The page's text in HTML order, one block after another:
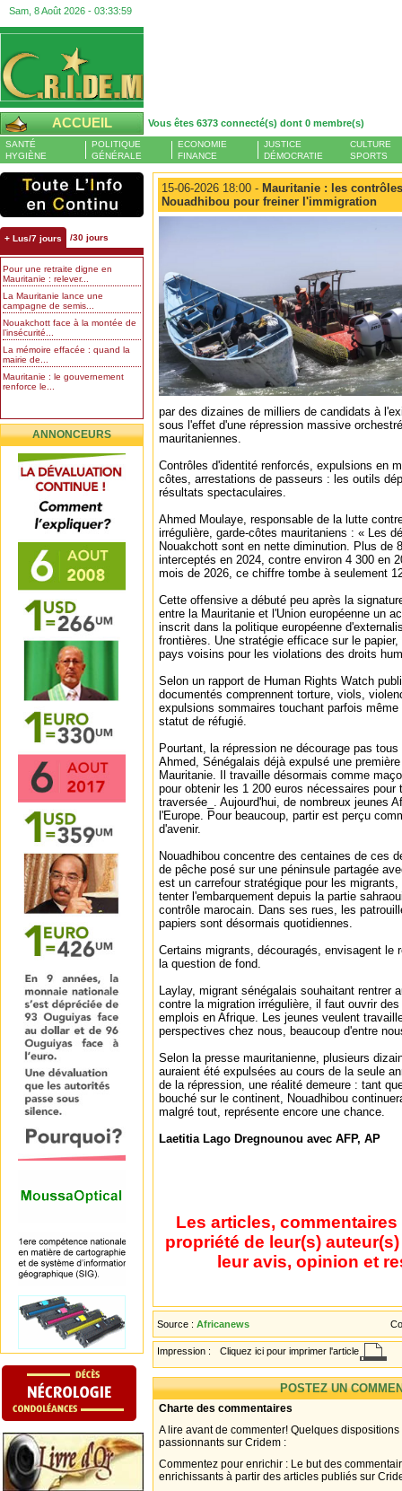
Sam, 8 Août 2026 - 03:34:00
ACCUEIL Vous êtes 6373 connecté(s) dont 0 membre(s)
SANTÉ
HYGIÈNE
POLITIQUE
GÉNÉRALE
ECONOMIE
FINANCE
JUSTICE
DÉMOCRATIE
CULTURE
SPORTS
+ Lus/7 jours /30 jours
Pour une retraite digne en
Mauritanie : relever...
La Mauritanie lance une
campagne de semis...
Nouakchott face à la montée de
l’insécurité...
La mémoire effacée : quand la
mairie de...
Mauritanie : le gouvernement
renforce le...
ANNONCEURS
15-06-2026 18:00 - Mauritanie : les
Nouadhibou pour freiner l'immigration
par des dizaines de milliers de candidats à
sous l'effet d'une répression massive
mauritaniennes.
Contrôles d'identité renforcés, expulsions en
côtes, arrestations de passeurs : les outils
résultats spectaculaires.
Ahmed Moulaye, responsable de la lutte
irrégulière, garde-côtes mauritaniens : « Les
Nouakchott sont en nette diminution. Plus de
interceptés en 2024, contre environ 4 300 en
mois de 2026, ce chiffre tombe à seulement
Cette offensive a débuté peu après la
entre la Mauritanie et l'Union européenne un
inscrit dans la politique européenne
frontières. Une stratégie efficace sur le
pays voisins pour les violations des droits
Selon un rapport de Human Rights Watch
documentés comprennent torture, viols,
expulsions sommaires touchant parfois
statut de réfugié.
Pourtant, la répression ne décourage pas
Ahmed, Sénégalais déjà expulsé une
Mauritanie. Il travaille désormais comme
pour obtenir les 1 200 euros nécessaires pour
traversée_. Aujourd'hui, de nombreux jeunes
l'Europe. Pour beaucoup, partir est perçu
d'avenir.
Nouadhibou concentre des centaines de ces
de pêche posé sur une péninsule partagée
est un carrefour stratégique pour les
tenter l'embarquement depuis la partie
contrôle marocain. Dans ses rues, les
papiers sont désormais quotidiennes.
Certains migrants, découragés, envisagent le
la question de fond.
Laylay, migrant sénégalais souhaitant rentrer
contre la migration irrégulière, il faut ouvrir
emplois en Afrique. Les jeunes veulent
perspectives chez nous, beaucoup d'entre
Selon la presse mauritanienne, plusieurs
auraient été expulsées au cours de la seule
de la répression, une réalité demeure : tant
bouché sur le continent, Nouadhibou
malgré tout, représente encore une chance.
Laetitia Lago Dregnounou avec AFP, AP
Les articles,
propriété de leur(s)
leur avis, opinion et
Source : Africanews
Impression : Cliquez ici pour imprimer l'article
POSTEZ UN
Charte des commentaires
A lire avant de commenter! Quelques
passionnants sur Cridem :
Commentez pour enrichir : Le but des
enrichissants à partir des articles publiés sur